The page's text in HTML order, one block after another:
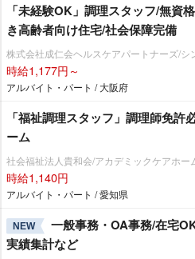
「未経験OK」調理スタッフ/無資
き高齢者向け住宅/社会保障完備
株式会社成仁会ヘルスケアパートナーズ/シ
時給1,177円～
アルバイト・パート / 大阪府
「福祉調理スタッフ」調理師免
ーム
社会福祉法人貴和会/アカデミックケアホー
時給1,140円
アルバイト・パート / 愛知県
NEW
一般事務・OA事務/在宅
実績集計など